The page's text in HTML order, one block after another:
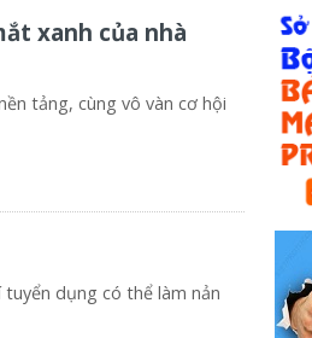
xanh của nhà
tảng, cùng vô vàn cơ hội
dụng có thể làm nản